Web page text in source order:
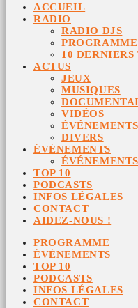
ACCUEIL
RADIO
RADIO DJS
PROGRAMME
10 DERNIERS
ACTUS
JEUX
MUSIQUES
VIDÉOS
ÉVÉNEMENTS
DIVERS
ÉVÉNEMENTS
TOP 10
PODCASTS
INFOS LÉGALES
CONTACT
AIDEZ-NOUS !
PROGRAMME
ÉVÉNEMENTS
TOP 10
PODCASTS
INFOS LÉGALES
CONTACT